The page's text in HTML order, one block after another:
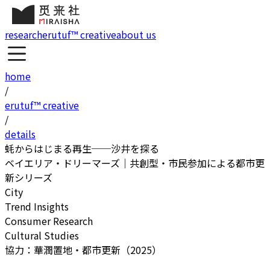
researcherutuf™ creativeabout us
home
/
erutuf™ creative
/
details
蚝からはじまる再生──沙井を探る
ベイエリア・ドリーマーズ｜共創型・市民参加による都市更
新シリーズ
City
Trend Insights
Consumer Research
Cultural Studies
協力：華潤置地・都市更新（2025）